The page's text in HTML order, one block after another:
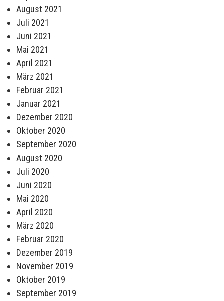
August 2021
Juli 2021
Juni 2021
Mai 2021
April 2021
März 2021
Februar 2021
Januar 2021
Dezember 2020
Oktober 2020
September 2020
August 2020
Juli 2020
Juni 2020
Mai 2020
April 2020
März 2020
Februar 2020
Dezember 2019
November 2019
Oktober 2019
September 2019